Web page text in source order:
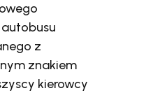
z
znakiem
kierowcy